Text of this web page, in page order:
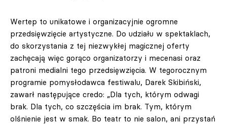
Wertep to unikatowe i organizacyjnie ogromne
przedsięwzięcie artystyczne. Do udziału w spektaklach,
do skorzystania z tej niezwykłej magicznej oferty
zachęcają więc gorąco organizatorzy i mecenasi oraz
patroni medialni tego przedsięwzięcia. W tegorocznym
programie pomysłodawca festiwalu, Darek Skibiński,
zawarł następujące credo: „Dla tych, którym odwagi
brak. Dla tych, co szczęścia im brak. Tym, którym
olśnienie jest w smak. Bo teatr to nie salon, ani przystań